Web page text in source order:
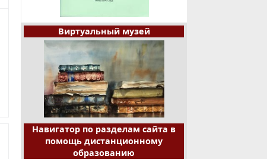
Виртуальный музей
Навигатор по разделам сайта в
помощь дистанционному
образованию